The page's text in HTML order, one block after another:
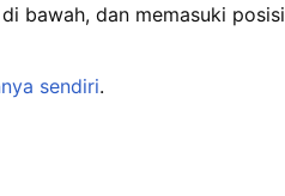
bawah, dan memasuki posisi
sendiri.